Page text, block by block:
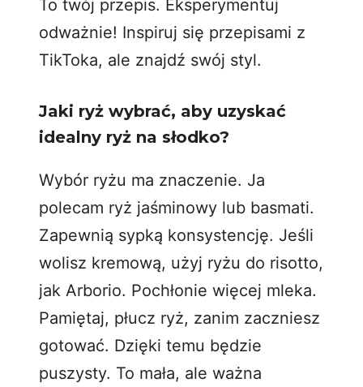
To twój przepis. Eksperymentuj
odważnie! Inspiruj się przepisami z
TikToka, ale znajdź swój styl.
Jaki ryż wybrać, aby uzyskać
idealny ryż na słodko?
Wybór ryżu ma znaczenie. Ja
polecam ryż jaśminowy lub basmati.
Zapewnią sypką konsystencję. Jeśli
wolisz kremową, użyj ryżu do risotto,
jak Arborio. Pochłonie więcej mleka.
Pamiętaj, płucz ryż, zanim zaczniesz
gotować. Dzięki temu będzie
puszysty. To mała, ale ważna